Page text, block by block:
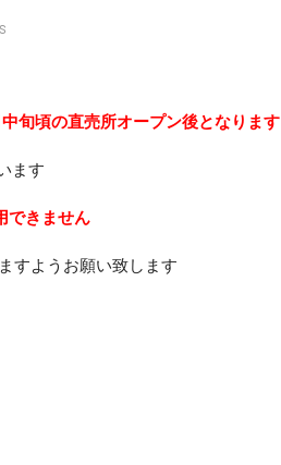
旬頃の直売所オープン後となります
ます
できません
すようお願い致します